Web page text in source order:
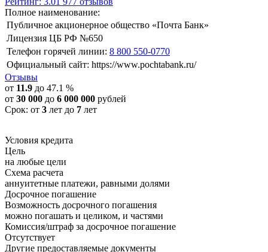
Полное наименование:
Публичное акционерное общество «Почта Банк»
Лицензия ЦБ РФ №650
Телефон горячей линии: 8 800 550-0770
Официальный сайт: https://www.pochtabank.ru/
Отзывы
от 11.9 до 47.1 %
от 30 000 до 6 000 000 рублей
Срок: от 3 лет до 7 лет
Условия кредита
Цель
на любые цели
Схема расчета
аннуитетные платежи, равными долями
Досрочное погашение
Возможность досрочного погашения
можно погашать и целиком, и частями
Комиссия/штраф за досрочное погашение
Отсутствует
Другие предоставляемые документы